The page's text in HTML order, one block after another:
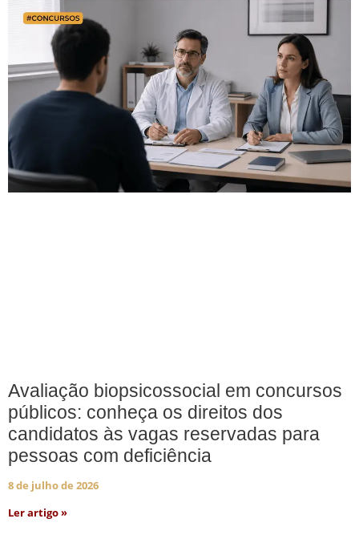
Avaliação biopsicossocial em concursos
públicos: conheça os direitos dos
candidatos às vagas reservadas para
pessoas com deficiência
8 de julho de 2026
Ler artigo »